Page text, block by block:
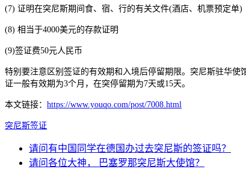
(7) 证明在突尼斯期间食、宿、行的有关文件(酒店、机票预定单)
(8) 相当于4000美元的存款证明
(9)签证费50元人民币
特别要注意区别签证的有效期和入境后停留期限。突尼斯驻华使
证一般有效期为3个月，在突停留期为7天或15天。
本文链接： https://www.youqo.com/post/7008.html
突尼斯签证
请问有中国同学在德国办过去突尼斯的签证吗？
请问各位大神， 巴塞罗那突尼斯大使馆？